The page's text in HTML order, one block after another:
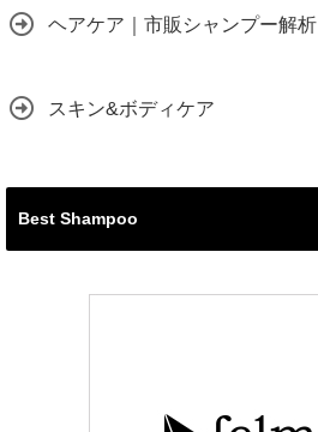
ヘアケア｜市販シャンプー解析
スキン&ボディケア
Best Shampoo